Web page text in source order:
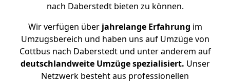
nach Daberstedt bieten zu können.
Wir verfügen überjahrelange Erfahrung im
Umzugsbereich und haben uns auf Umzüge von
Cottbus nach Daberstedt und unter anderem auf
deutschlandweite Umzüge spezialisiert. Unser
Netzwerk besteht aus professionellen